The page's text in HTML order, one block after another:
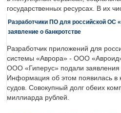
государственных ресурсах. В их
Разработчики ПО для российской ОС
заявление о банкротстве
Разработчик приложений для
системы «Аврора» - ООО
ООО «Гиперус» подали заявления
Информация об этом появилась в
судов. Совокупный долг обеих
миллиарда рублей.